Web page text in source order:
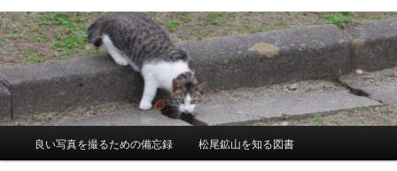
へ
移
動
良い写真を撮るための備忘録 松尾鉱山を知る図書